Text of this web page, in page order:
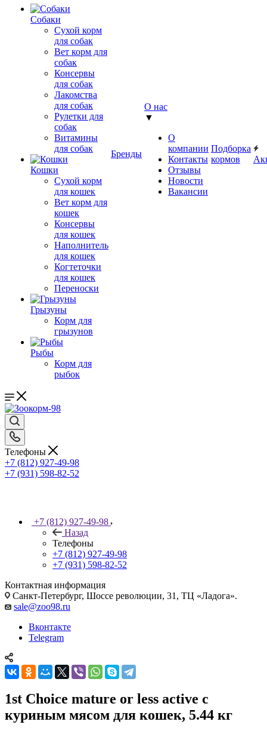
Собаки
Сухой корм
для собак
Вет корм для
собак
Консервы
для собак
Лакомства
для собак
Рулетки для
собак
Витамины
для собак
Кошки
Сухой корм
для кошек
Вет корм для
кошек
Консервы
для кошек
Наполнитель
для кошек
Когтеточки
для кошек
Переноски
Грызуны
Корм для
грызунов
Рыбы
Корм для
рыбок
Бренды
О нас
▼
О
компании
Контакты
Отзывы
Новости
Вакансии
Подборка
кормов
Телефоны
+7 (812) 927-49-98
+7 (931) 598-82-52
+7 (812) 927-49-98
Назад
Телефоны
+7 (812) 927-49-98
+7 (931) 598-82-52
Контактная информация
Санкт-Петербург, Шоссе революции, 31, ТЦ «Ладога».
sale@zoo98.ru
Вконтакте
Telegram
1st Choice mature or less active с
куриным мясом для кошек, 5.44 кг